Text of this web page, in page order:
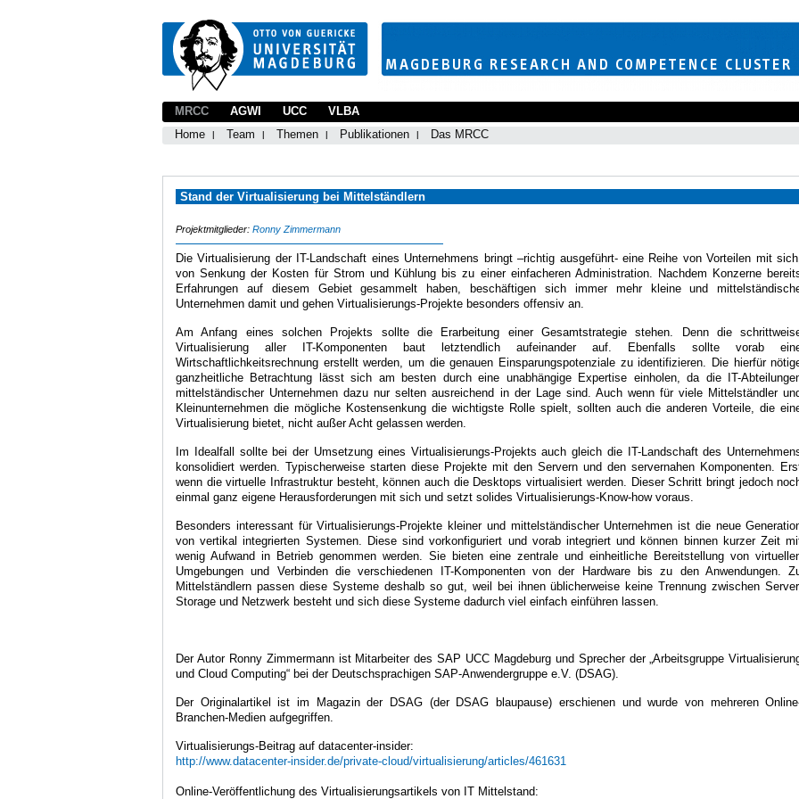
MRCC
Home
Team Themen Publikationen Das MRCC
AGWI UCC VLBA
Stand der Virtualisierung bei Mittelständlern
Projektmitglieder: Ronny Zimmermann
Die Virtualisierung der IT-Landschaft eines Unternehmens bringt –richtig ausgeführt- eine Reihe von Vorteilen mit
von Senkung der Kosten für Strom und Kühlung bis zu einer einfacheren Administration. Nachdem Konzerne
Erfahrungen auf diesem Gebiet gesammelt haben, beschäftigen sich immer mehr kleine und
Unternehmen damit und gehen Virtualisierungs-Projekte besonders offensiv an.
Am Anfang eines solchen Projekts sollte die Erarbeitung einer Gesamtstrategie stehen. Denn die
Virtualisierung aller IT-Komponenten baut letztendlich aufeinander auf. Ebenfalls sollte vorab
Wirtschaftlichkeitsrechnung erstellt werden, um die genauen Einsparungspotenziale zu identifizieren. Die hierfür
ganzheitliche Betrachtung lässt sich am besten durch eine unabhängige Expertise einholen, da die IT-
mittelständischer Unternehmen dazu nur selten ausreichend in der Lage sind. Auch wenn für viele Mittelständler
Kleinunternehmen die mögliche Kostensenkung die wichtigste Rolle spielt, sollten auch die anderen Vorteile, die
Virtualisierung bietet, nicht außer Acht gelassen werden.
Im Idealfall sollte bei der Umsetzung eines Virtualisierungs-Projekts auch gleich die IT-Landschaft des
konsolidiert werden. Typischerweise starten diese Projekte mit den Servern und den servernahen Komponenten.
wenn die virtuelle Infrastruktur besteht, können auch die Desktops virtualisiert werden. Dieser Schritt bringt jedoch
einmal ganz eigene Herausforderungen mit sich und setzt solides Virtualisierungs-Know-how voraus.
Besonders interessant für Virtualisierungs-Projekte kleiner und mittelständischer Unternehmen ist die neue
von vertikal integrierten Systemen. Diese sind vorkonfiguriert und vorab integriert und können binnen kurzer Zeit
wenig Aufwand in Betrieb genommen werden. Sie bieten eine zentrale und einheitliche Bereitstellung von
Umgebungen und Verbinden die verschiedenen IT-Komponenten von der Hardware bis zu den Anwendungen.
Mittelständlern passen diese Systeme deshalb so gut, weil bei ihnen üblicherweise keine Trennung zwischen
Storage und Netzwerk besteht und sich diese Systeme dadurch viel einfach einführen lassen.
Der Autor Ronny Zimmermann ist Mitarbeiter des SAP UCC Magdeburg und Sprecher der „Arbeitsgruppe
und Cloud Computing“ bei der Deutschsprachigen SAP-Anwendergruppe e.V. (DSAG).
Der Originalartikel ist im Magazin der DSAG (der DSAG blaupause) erschienen und wurde von mehreren
Branchen-Medien aufgegriffen.
Virtualisierungs-Beitrag auf datacenter-insider:
http://www.datacenter-insider.de/private-cloud/virtualisierung/articles/461631
Online-Veröffentlichung des Virtualisierungsartikels von IT Mittelstand: